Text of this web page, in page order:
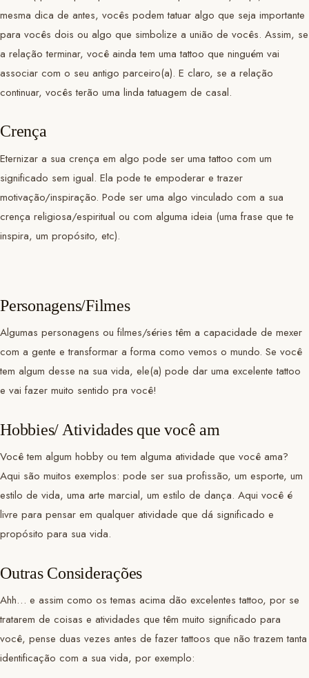
mesma dica de antes, vocês podem tatuar algo que seja importante
para vocês dois ou algo que simbolize a união de vocês. Assim, se
a relação terminar, você ainda tem uma tattoo que ninguém vai
associar com o seu antigo parceiro(a). E claro, se a relação
continuar, vocês terão uma linda tatuagem de casal.
Crença
Eternizar a sua crença em algo pode ser uma tattoo com um
significado sem igual. Ela pode te empoderar e trazer
motivação/inspiração. Pode ser uma algo vinculado com a sua
crença religiosa/espiritual ou com alguma ideia (uma frase que te
inspira, um propósito, etc).
Personagens/Filmes
Algumas personagens ou filmes/séries têm a capacidade de mexer
com a gente e transformar a forma como vemos o mundo. Se você
tem algum desse na sua vida, ele(a) pode dar uma excelente tattoo
e vai fazer muito sentido pra você!
Hobbies/ Atividades que você am
Você tem algum hobby ou tem alguma atividade que você ama?
Aqui são muitos exemplos: pode ser sua profissão, um esporte, um
estilo de vida, uma arte marcial, um estilo de dança. Aqui você é
livre para pensar em qualquer atividade que dá significado e
propósito para sua vida.
Outras Considerações
Ahh… e assim como os temas acima dão excelentes tattoo, por se
tratarem de coisas e atividades que têm muito significado para
você, pense duas vezes antes de fazer tattoos que não trazem tanta
identificação com a sua vida, por exemplo: